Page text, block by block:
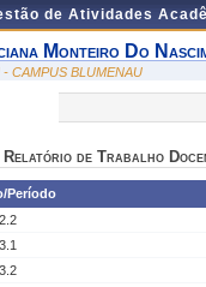
de Atividades
Monteiro Do
- CAMPUS BLUMENAU
Relatório de Trabalho
Período